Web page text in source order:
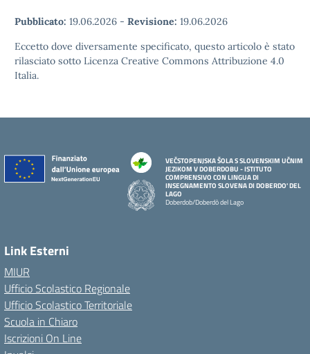
Pubblicato: 19.06.2026 - Revisione: 19.06.2026
Eccetto dove diversamente specificato, questo articolo è stato
rilasciato sotto Licenza Creative Commons Attribuzione 4.0
Italia.
VEČSTOPENJSKA ŠOLA S SLOVENSKIM UČNIM
JEZIKOM V DOBERDOBU - ISTITUTO
COMPRENSIVO CON LINGUA DI
INSEGNAMENTO SLOVENA DI DOBERDO' DEL
LAGO
Doberdob/Doberdò del Lago
Link Esterni
MIUR
Ufficio Scolastico Regionale
Ufficio Scolastico Territoriale
Scuola in Chiaro
Iscrizioni On Line